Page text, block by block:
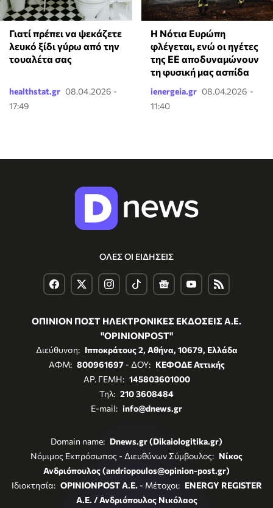
Γιατί πρέπει να ψεκάζετε
λευκό ξίδι γύρω από την
τουαλέτα σας
healthstat.gr 08.04.2026 -
17:49
Η Νότια Ευρώπη
φλέγεται, ενώ οι ηγέτες
της ΕΕ αποδυναμώνουν
τη φυσική μας ασπίδα
ienergeia.gr 08.04.2026 -
11:40
ΟΛΕΣ ΟΙ ΕΙΔΗΣΕΙΣ
ΟΠΙΝΙΟΝ ΠΟΣΤ ΗΛΕΚΤΡΟΝΙΚΕΣ ΕΚΔΟΣΕΙΣ Α.Ε.
"OPINIONPOST"
Διεύθυνση: Ιπποκράτους 2, Αθήνα, 10679, Ελλάδα
ΑΦΜ: 800961697- ΔΟΥ: ΚΕΦΟΔΕ Αττικής
ΑΡ. ΓΕΜΗ: 145803601000
Τηλ: 210 3608484
E-mail: info@dnews.gr
Domain name: Dnews.gr (Dikaiologitika.gr)
Νόμιμος Εκπρόσωπος - Διευθύνων Σύμβουλος: Νίκος
Ανδριόπουλος (andriopoulos@opinion-post.gr)
Ιδιοκτησία: OPINIONPOST A.E. - Μέτοχοι: ENERGY REGISTER
Α.Ε. / Ανδριόπουλος Νικόλαος